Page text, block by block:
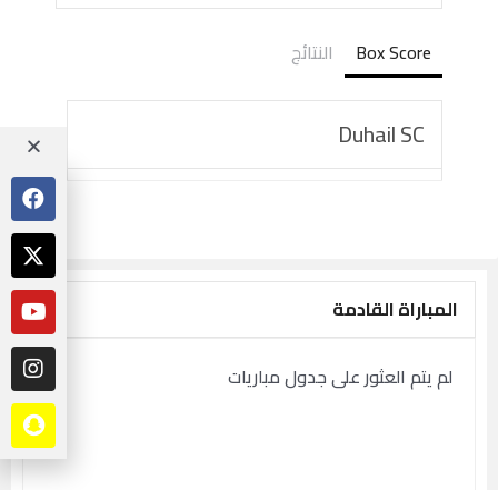
Box Score النتائج
Duhail SC
المباراة القادمة
لم يتم العثور على جدول مباريات